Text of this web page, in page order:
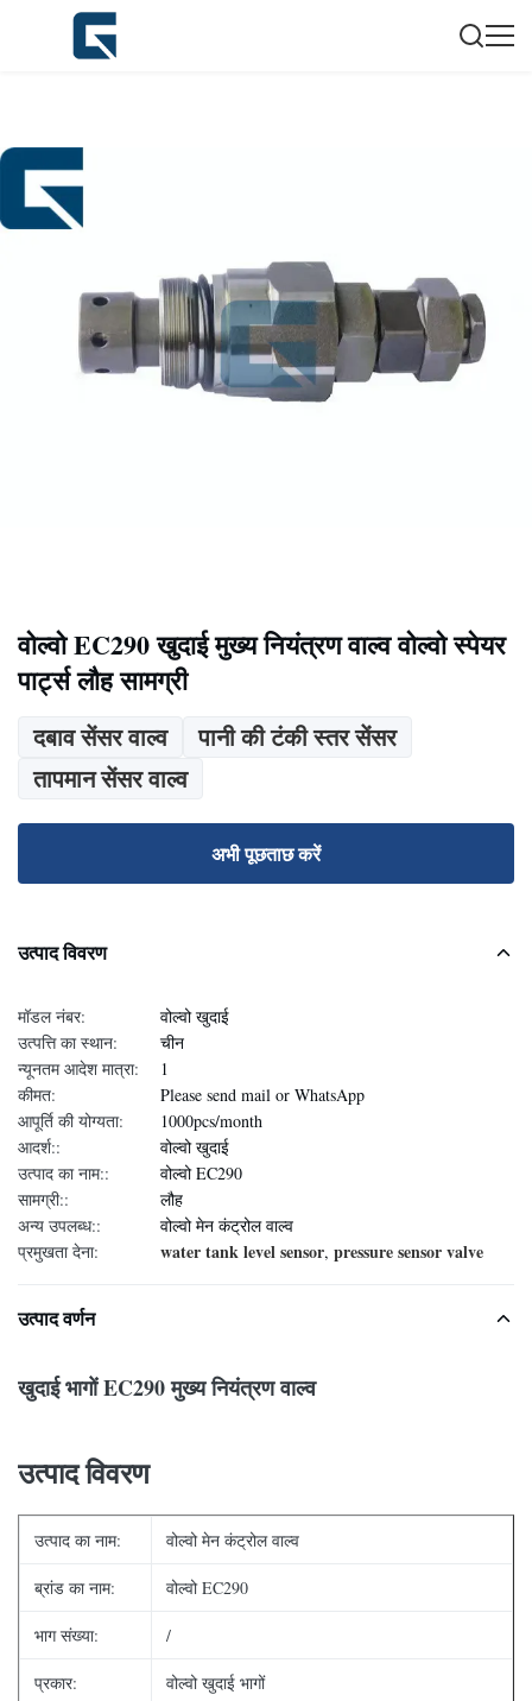
वोल्वो EC290 खुदाई मुख्य नियंत्रण वाल्व वोल्वो स्पेयर
पार्ट्स लौह सामग्री
दबाव सेंसर वाल्व
पानी की टंकी स्तर सेंसर
तापमान सेंसर वाल्व
अभी पूछताछ करें
उत्पाद विवरण
मॉडल नंबर:
वोल्वो खुदाई
उत्पत्ति का स्थान:
चीन
न्यूनतम आदेश मात्रा:
1
कीमत:
Please send mail or WhatsApp
आपूर्ति की योग्यता:
1000pcs/month
आदर्श::
वोल्वो खुदाई
उत्पाद का नाम::
वोल्वो EC290
सामग्री::
लौह
अन्य उपलब्ध::
वोल्वो मेन कंट्रोल वाल्व
प्रमुखता देना:
water tank level sensor, pressure sensor valve
उत्पाद वर्णन
खुदाई भागों EC290 मुख्य नियंत्रण वाल्व
उत्पाद विवरण
उत्पाद का नाम: वोल्वो मेन कंट्रोल वाल्व
ब्रांड का नाम: वोल्वो EC290
भाग संख्या: /
प्रकार: वोल्वो खुदाई भागों